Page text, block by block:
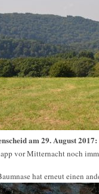
am 29. August 2017:
vor Mitternacht noch
hat erneut einen